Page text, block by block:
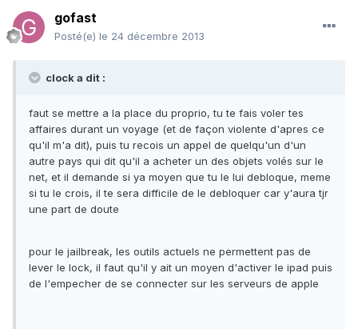
gofast
Posté(e) le 24 décembre 2013
clock a dit :
faut se mettre a la place du proprio, tu te fais voler tes
affaires durant un voyage (et de façon violente d'apres ce
qu'il m'a dit), puis tu recois un appel de quelqu'un d'un
autre pays qui dit qu'il a acheter un des objets volés sur le
net, et il demande si ya moyen que tu le lui debloque, meme
si tu le crois, il te sera difficile de le debloquer car y'aura tjr
une part de doute
pour le jailbreak, les outils actuels ne permettent pas de
lever le lock, il faut qu'il y ait un moyen d'activer le ipad puis
de l'empecher de se connecter sur les serveurs de apple